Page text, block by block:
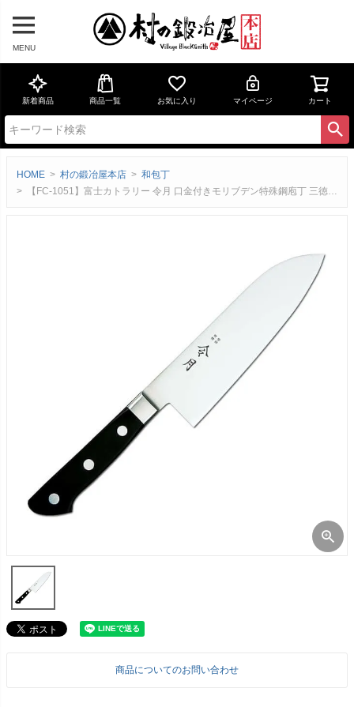
MENU
新着商品 商品一覧 お気に入り マイページ カート
HOME 村の鍛冶屋本店
和包丁
【FC-1051】富士カトラリー 令月 口金付きモリブデン特殊鋼庖丁 三徳 165mm 藤次郎 切れ味と実用性を両立 【頑張って送料無料！】
商品についてのお問い合わせ